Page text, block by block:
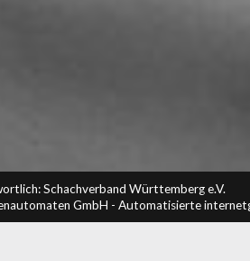
Schachverband Württemberg e.V.
GmbH - Automatisierte